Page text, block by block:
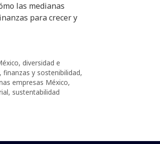
las medianas
para crecer y
, diversidad e
, finanzas y sostenibilidad,
empresas México,
, sustentabilidad